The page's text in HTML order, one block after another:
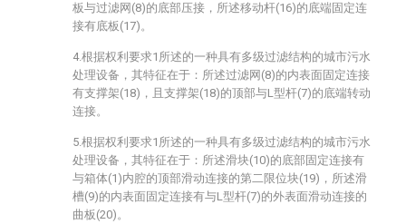
板与过滤网(8)的底部压接，所述移动杆(16)的底端固定连
接有底板(17)。
4.根据权利要求1所述的一种具有多级过滤结构的城市污水
处理设备，其特征在于：所述过滤网(8)的内表面固定连接
有支撑架(18)，且支撑架(18)的顶部与L型杆(7)的底端转动
连接。
5.根据权利要求1所述的一种具有多级过滤结构的城市污水
处理设备，其特征在于：所述滑块(10)的底部固定连接有
与箱体(1)内腔的顶部滑动连接的第二限位块(19)，所述滑
槽(9)的内表面固定连接有与L型杆(7)的外表面滑动连接的
曲板(20)。